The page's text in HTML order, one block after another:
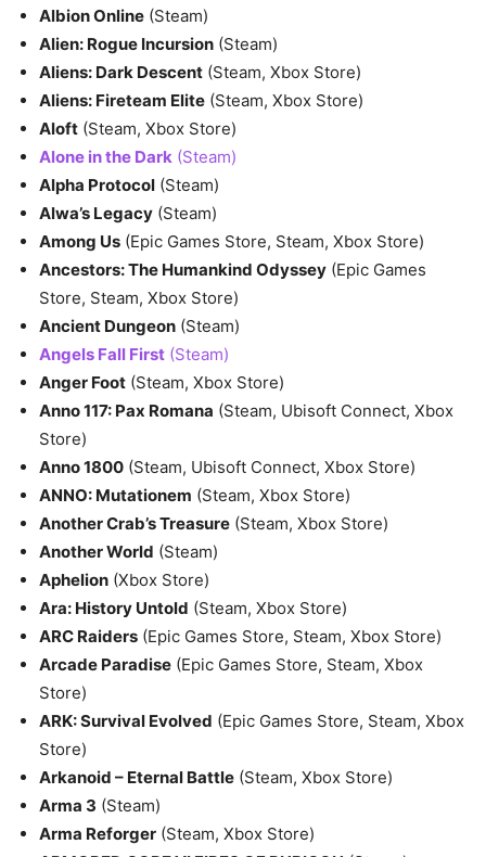
Albion Online (Steam)
Alien: Rogue Incursion (Steam)
Aliens: Dark Descent (Steam, Xbox Store)
Aliens: Fireteam Elite (Steam, Xbox Store)
Aloft (Steam, Xbox Store)
Alone in the Dark (Steam)
Alpha Protocol (Steam)
Alwa’s Legacy (Steam)
Among Us (Epic Games Store, Steam, Xbox Store)
Ancestors: The Humankind Odyssey (Epic Games
Store, Steam, Xbox Store)
Ancient Dungeon (Steam)
Angels Fall First (Steam)
Anger Foot (Steam, Xbox Store)
Anno 117: Pax Romana (Steam, Ubisoft Connect, Xbox
Store)
Anno 1800 (Steam, Ubisoft Connect, Xbox Store)
ANNO: Mutationem (Steam, Xbox Store)
Another Crab’s Treasure (Steam, Xbox Store)
Another World (Steam)
Aphelion (Xbox Store)
Ara: History Untold (Steam, Xbox Store)
ARC Raiders (Epic Games Store, Steam, Xbox Store)
Arcade Paradise (Epic Games Store, Steam, Xbox
Store)
ARK: Survival Evolved (Epic Games Store, Steam, Xbox
Store)
Arkanoid – Eternal Battle (Steam, Xbox Store)
Arma 3 (Steam)
Arma Reforger (Steam, Xbox Store)